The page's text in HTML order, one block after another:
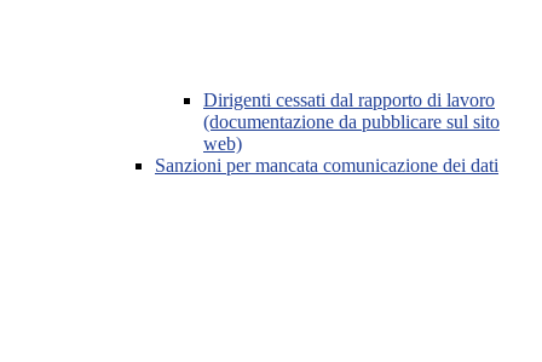
Dirigenti cessati dal rapporto di lavoro
(documentazione da pubblicare sul sito
web)
Sanzioni per mancata comunicazione dei dati